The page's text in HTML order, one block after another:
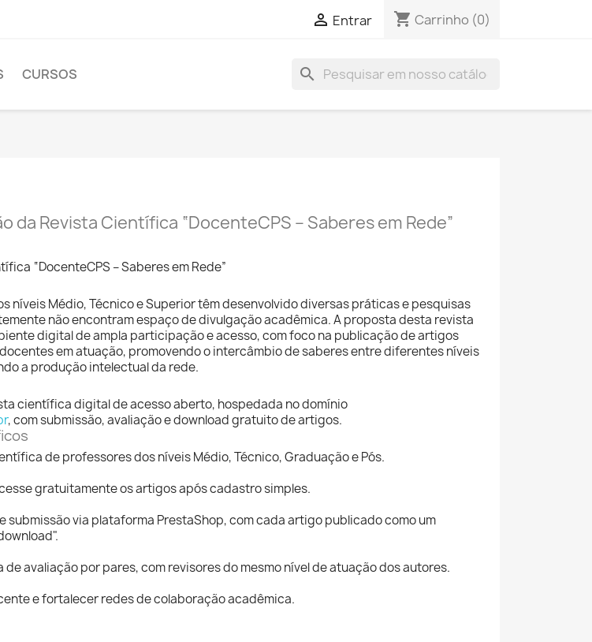
 Entrar shopping_cart Carrinho (0)
CURSOS search
da Revista Científica “DocenteCPS – Saberes em Rede”
“DocenteCPS – Saberes em Rede”
níveis Médio, Técnico e Superior têm desenvolvido diversas práticas e pesquisas
não encontram espaço de divulgação acadêmica. A proposta desta revista
digital de ampla participação e acesso, com foco na publicação de artigos
em atuação, promovendo o intercâmbio de saberes entre diferentes níveis
a produção intelectual da rede.
científica digital de acesso aberto, hospedada no domínio
, com submissão, avaliação e download gratuito de artigos.
de professores dos níveis Médio, Técnico, Graduação e Pós.
gratuitamente os artigos após cadastro simples.
submissão via plataforma PrestaShop, com cada artigo publicado como um
de avaliação por pares, com revisores do mesmo nível de atuação dos autores.
e fortalecer redes de colaboração acadêmica.